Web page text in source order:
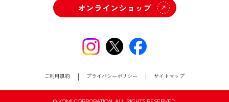
オンラインショップ
ご利用規約 プライバシーポリシー サイトマップ